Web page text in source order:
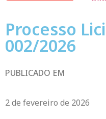
Processo
002/2026
PUBLICADO EM
2 de fevereiro de 2026